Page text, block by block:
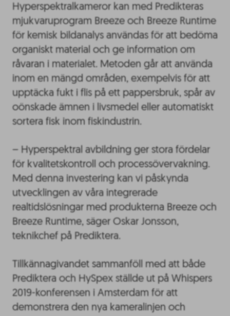
Hyperspektralkameror kan med Predikteras
mjukvaruprogram Breeze och Breeze Runtime
för kemisk bildanalys användas för att bedöma
organiskt material och ge information om
råvaran i materialet. Metoden går att använda
inom en mängd områden, exempelvis för att
upptäcka fukt i flis på ett pappersbruk, spår av
oönskade ämnen i livsmedel eller automatiskt
sortera fisk inom fiskindustrin.
– Hyperspektral avbildning ger stora fördelar
för kvalitetskontroll och processövervakning.
Med denna investering kan vi påskynda
utvecklingen av våra integrerade
realtidslösningar med produkterna Breeze och
Breeze Runtime, säger Oskar Jonsson,
teknikchef på Prediktera.
Tillkännagivandet sammanföll med att både
Prediktera och HySpex ställde ut på Whispers
2019-konferensen i Amsterdam för att
demonstrera den nya kameralinjen och